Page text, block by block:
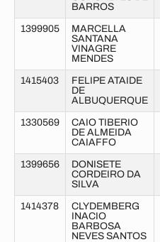
BARROS
1399905
MARCELLA
SANTANA
VINAGRE
MENDES
1415403
FELIPE ATAIDE
DE
ALBUQUERQUE
1330569
CAIO TIBERIO
DE ALMEIDA
CAIAFFO
1399656
DONISETE
CORDEIRO DA
SILVA
1414378
CLYDEMBERG
INACIO
BARBOSA
NEVES SANTOS